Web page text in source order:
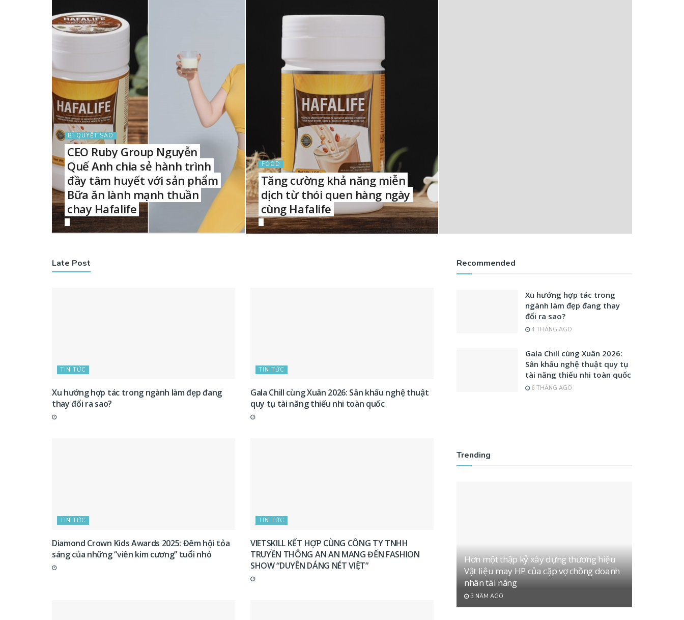
BÍ QUYẾT SAO
CEO Ruby Group Nguyễn
Quế Anh chia sẻ hành trình
đầy tâm huyết với sản phẩm
Bữa ăn lành mạnh thuần
chay Hafalife
FOOD
Tăng cường khả năng miễn
dịch từ thói quen hàng ngày
cùng Hafalife
Late Post
TIN TỨC
Xu hướng hợp tác trong ngành làm đẹp đang
thay đổi ra sao?
TIN TỨC
Gala Chill cùng Xuân 2026: Sân khấu nghệ thuật
quy tụ tài năng thiếu nhi toàn quốc
TIN TỨC
Diamond Crown Kids Awards 2025: Đêm hội tỏa
sáng của những “viên kim cương” tuổi nhỏ
TIN TỨC
VIETSKILL KẾT HỢP CÙNG CÔNG TY TNHH
TRUYỀN THÔNG AN AN MANG ĐẾN FASHION
SHOW “DUYÊN DÁNG NÉT VIỆT”
Recommended
Xu hướng hợp tác trong
ngành làm đẹp đang thay
đổi ra sao?
4 THÁNG AGO
Gala Chill cùng Xuân 2026:
Sân khấu nghệ thuật quy tụ
tài năng thiếu nhi toàn quốc
6 THÁNG AGO
Trending
Hơn một thập kỷ xây dựng thương hiệu
Vật liệu may HP của cặp vợ chồng doanh
nhân tài năng
3 NĂM AGO